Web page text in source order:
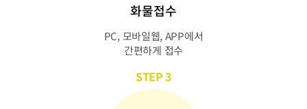
화물접수
PC, 모바일웹, APP에서
간편하게 접수
STEP 3